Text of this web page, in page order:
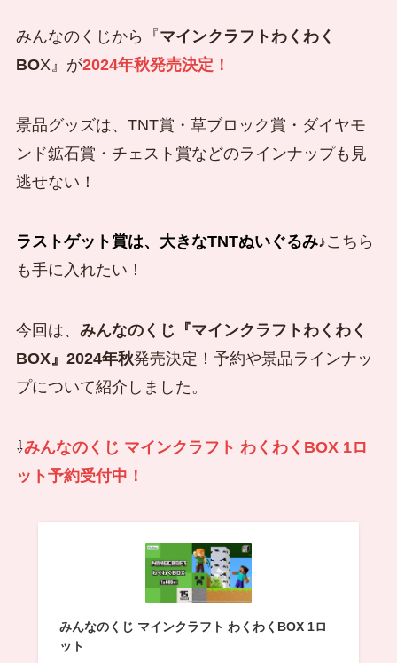
みんなのくじから『マインクラフトわくわく
BOX』が2024年秋発売決定！
景品グッズは、TNT賞・草ブロック賞・ダイヤモ
ンド鉱石賞・チェスト賞などのラインナップも見
逃せない！
ラストゲット賞は、大きなTNTぬいぐるみ♪こちら
も手に入れたい！
今回は、 みんなのくじ『マインクラフトわくわく
BOX』2024年秋発売決定！予約や景品ラインナッ
プについて紹介しました。
⇩みんなのくじ マインクラフト わくわくBOX 1ロ
ット予約受付中！
みんなのくじ マインクラフト わくわくBOX 1ロ
ット